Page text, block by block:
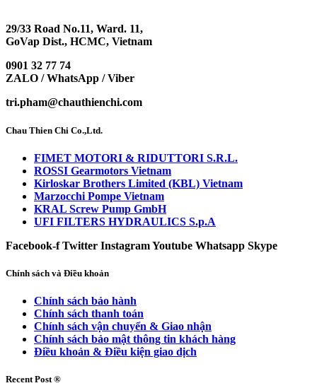
29/33 Road No.11, Ward. 11,
GoVap Dist., HCMC, Vietnam
0901 32 77 74
ZALO / WhatsApp / Viber
tri.pham@chauthienchi.com
Chau Thien Chi Co.,Ltd.
FIMET MOTORI & RIDUTTORI S.R.L.
ROSSI Gearmotors Vietnam
Kirloskar Brothers Limited (KBL) Vietnam
Marzocchi Pompe Vietnam
KRAL Screw Pump GmbH
UFI FILTERS HYDRAULICS S.p.A
Facebook-f Twitter InstagramYoutube Whatsapp Skype
Chính sách và Điều khoản
Chính sách bảo hành
Chính sách thanh toán
Chính sách vận chuyển & Giao nhận
Chính sách bảo mật thông tin khách hàng
Điều khoản & Điều kiện giao dịch
Recent Post ®